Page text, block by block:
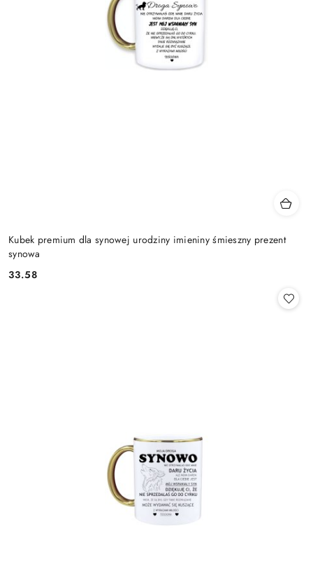
Kubek premium dla synowej urodziny imieniny śmieszny prezent
synowa
Cena:
33.58